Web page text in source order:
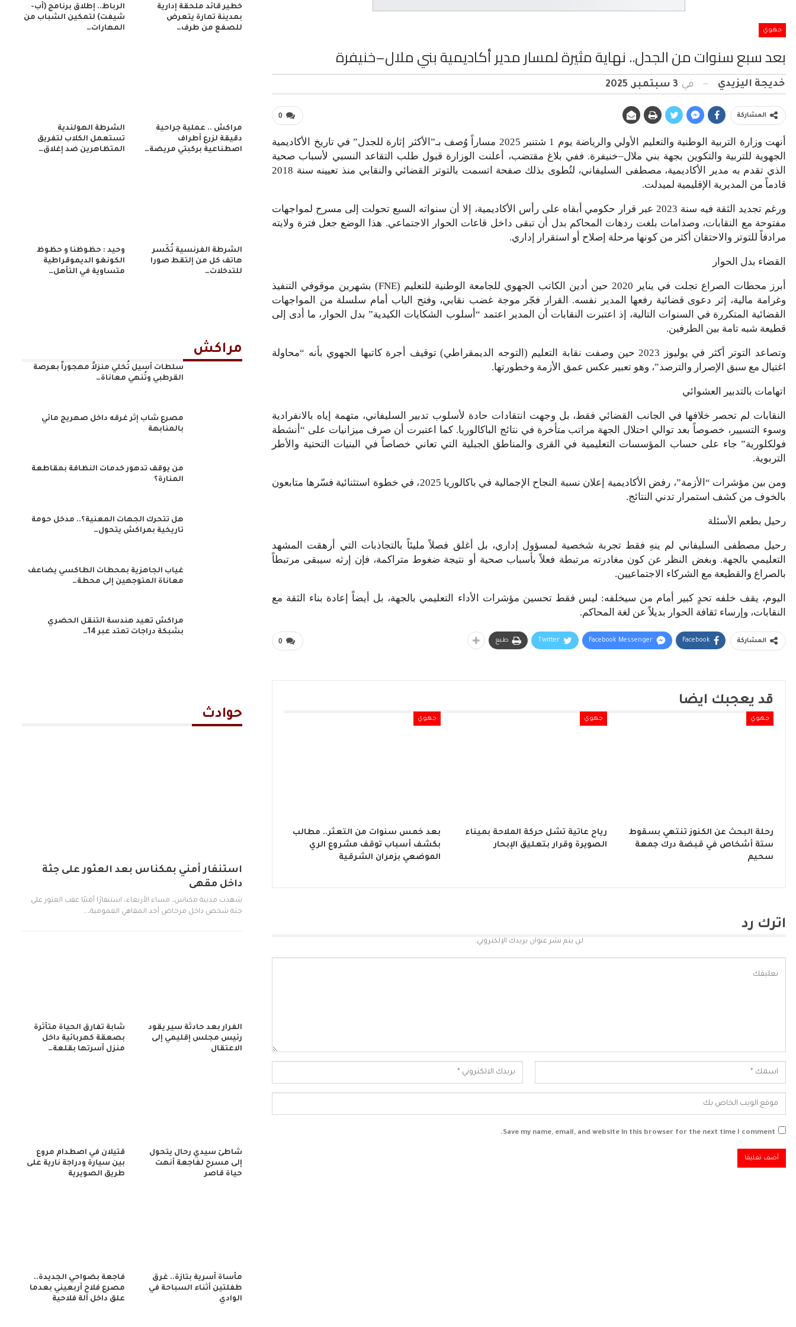
جهوي
بعد سبع سنوات من الجدل.. نهاية مثيرة لمسار مدير أكاديمية بني ملال–خنيفرة
خديجة اليزيدي في 3 سبتمبر, 2025
0 المشاركة
أنهت وزارة التربية الوطنية والتعليم الأولي والرياضة يوم 1 شتنبر 2025 مساراً وُصف بـ”الأكثر إثارة للجدل” في تاريخ الأكاديمية
الجهوية للتربية والتكوين بجهة بني ملال–خنيفرة. ففي بلاغ مقتضب، أعلنت الوزارة قبول طلب التقاعد النسبي لأسباب صحية
الذي تقدم به مدير الأكاديمية، مصطفى السليفاني، لتُطوى بذلك صفحة اتسمت بالتوتر القضائي والنقابي منذ تعيينه سنة 2018
قادماً من المديرية الإقليمية لميدلت.
ورغم تجديد الثقة فيه سنة 2023 عبر قرار حكومي أبقاه على رأس الأكاديمية، إلا أن سنواته السبع تحولت إلى مسرح لمواجهات
مفتوحة مع النقابات، وصدامات بلغت ردهات المحاكم بدل أن تبقى داخل قاعات الحوار الاجتماعي. هذا الوضع جعل فترة ولايته
مرادفاً للتوتر والاحتقان أكثر من كونها مرحلة إصلاح أو استقرار إداري.
القضاء بدل الحوار
أبرز محطات الصراع تجلت في يناير 2020 حين أدين الكاتب الجهوي للجامعة الوطنية للتعليم (FNE) بشهرين موقوفي التنفيذ
وغرامة مالية، إثر دعوى قضائية رفعها المدير نفسه. القرار فجّر موجة غضب نقابي، وفتح الباب أمام سلسلة من المواجهات
القضائية المتكررة في السنوات التالية، إذ اعتبرت النقابات أن المدير اعتمد “أسلوب الشكايات الكيدية” بدل الحوار، ما أدى إلى
قطيعة شبه تامة بين الطرفين.
وتصاعد التوتر أكثر في يوليوز 2023 حين وصفت نقابة التعليم (التوجه الديمقراطي) توقيف أجرة كاتبها الجهوي بأنه “محاولة
اغتيال مع سبق الإصرار والترصد”، وهو تعبير عكس عمق الأزمة وخطورتها.
اتهامات بالتدبير العشوائي
النقابات لم تحصر خلافها في الجانب القضائي فقط، بل وجهت انتقادات حادة لأسلوب تدبير السليفاني، متهمة إياه بالانفرادية
وسوء التسيير، خصوصاً بعد توالي احتلال الجهة مراتب متأخرة في نتائج الباكالوريا. كما اعتبرت أن صرف ميزانيات على “أنشطة
فولكلورية” جاء على حساب المؤسسات التعليمية في القرى والمناطق الجبلية التي تعاني خصاصاً في البنيات التحتية والأطر
التربوية.
ومن بين مؤشرات “الأزمة”، رفض الأكاديمية إعلان نسبة النجاح الإجمالية في باكالوريا 2025، في خطوة استثنائية فسّرها متابعون
بالخوف من كشف استمرار تدني النتائج.
رحيل بطعم الأسئلة
رحيل مصطفى السليفاني لم ينهِ فقط تجربة شخصية لمسؤول إداري، بل أغلق فصلاً مليئاً بالتجاذبات التي أرهقت المشهد
التعليمي بالجهة. وبغض النظر عن كون مغادرته مرتبطة فعلاً بأسباب صحية أو نتيجة ضغوط متراكمة، فإن إرثه سيبقى مرتبطاً
بالصراع والقطيعة مع الشركاء الاجتماعيين.
اليوم، يقف خلفه تحدٍ كبير أمام من سيخلفه: ليس فقط تحسين مؤشرات الأداء التعليمي بالجهة، بل أيضاً إعادة بناء الثقة مع
النقابات، وإرساء ثقافة الحوار بديلاً عن لغة المحاكم.
0 المشاركة Facebook
Facebook Messenger
Twitter طبع
قد يعجبك ايضا
جهوي
رحلة البحث عن الكنوز تنتهي بسقوط
ستة أشخاص في قبضة درك جمعة
سحيم
جهوي
رياح عاتية تشل حركة الملاحة بميناء
الصويرة وقرار بتعليق الإبحار
جهوي
بعد خمس سنوات من التعثر.. مطالب
بكشف أسباب توقف مشروع الري
الموضعي بزمران الشرقية
اترك رد
لن يتم نشر عنوان بريدك الإلكتروني.
Save my name, email, and website in this browser for the next time I comment.
خطير قائد ملحقة إدارية
بمدينة تمارة يتعرض
للصفع من طرف…
الرباط.. إطلاق برنامج (أب-
شيفت) لتمكين الشباب من
المهارات…
مراكش .. عملية جراحية
دقيقة لزرع أطراف
اصطناعية بركبتي مريضة…
الشرطة الهولندية
تستعمل الكلاب لتفريق
المتظاهرين ضد إغلاق…
الشرطة الفرنسية تُكَسر
هاتف كل من إلتقط صورا
للتدخلات…
وحيد : حظوظنا و حظوظ
الكونغو الديموقراطية
متساوية في التأهل…
مراكش
سلطات أسيل تُخلي منزلاً مهجوراً بعرصة
القرطبي وتُنهي معاناة…
مصرع شاب إثر غرقه داخل صهريج مائي
بالمنابهة
من يوقف تدهور خدمات النظافة بمقاطعة
المنارة؟
هل تتحرك الجهات المعنية؟.. مدخل حومة
تاريخية بمراكش يتحول…
غياب الجاهزية بمحطات الطاكسي يضاعف
معاناة المتوجهين إلى محطة…
مراكش تعيد هندسة التنقل الحضري
بشبكة دراجات تمتد عبر 14…
حوادث
استنفار أمني بمكناس بعد العثور على جثة
داخل مقهى
شهدت مدينة مكناس، مساء الأربعاء، استنفارًا أمنيًا عقب العثور على
جثة شخص داخل مرحاض أحد المقاهي العمومية،…
الفرار بعد حادثة سير يقود
رئيس مجلس إقليمي إلى
الاعتقال
شابة تفارق الحياة متأثرة
بصعقة كهربائية داخل
منزل أسرتها بقلعة…
شاطئ سيدي رحال يتحول
إلى مسرح لفاجعة أنهت
حياة قاصر
قتيلان في اصطدام مروع
بين سيارة ودراجة نارية على
طريق الصويرية
مأساة أسرية بتازة.. غرق
طفلتين أثناء السباحة في
الوادي
فاجعة بضواحي الجديدة..
مصرع فلاح أربعيني بعدما
علق داخل آلة فلاحية